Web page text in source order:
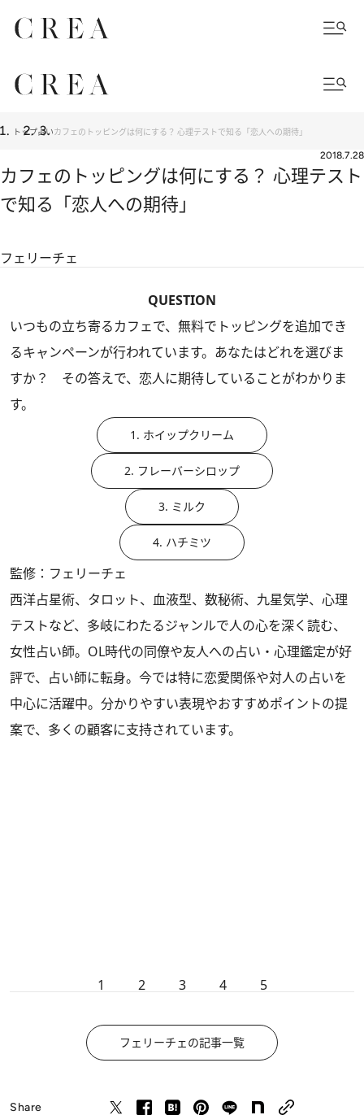
トップ占いカフェのトッピングは何にする？ 心理テストで知る「恋人への期待」
2018.7.28
カフェのトッピングは何にする？ 心理テスト
で知る「恋人への期待」
フェリーチェ
QUESTION
いつもの立ち寄るカフェで、無料でトッピングを追加でき
るキャンペーンが行われています。あなたはどれを選びま
すか？ その答えで、恋人に期待していることがわかりま
す。
1. ホイップクリーム
2. フレーバーシロップ
3. ミルク
4. ハチミツ
監修：フェリーチェ
西洋占星術、タロット、血液型、数秘術、九星気学、心理
テストなど、多岐にわたるジャンルで人の心を深く読む、
女性占い師。OL時代の同僚や友人への占い・心理鑑定が好
評で、占い師に転身。今では特に恋愛関係や対人の占いを
中心に活躍中。分かりやすい表現やおすすめポイントの提
案で、多くの顧客に支持されています。
1 2 3 4 5
フェリーチェの記事一覧
Share